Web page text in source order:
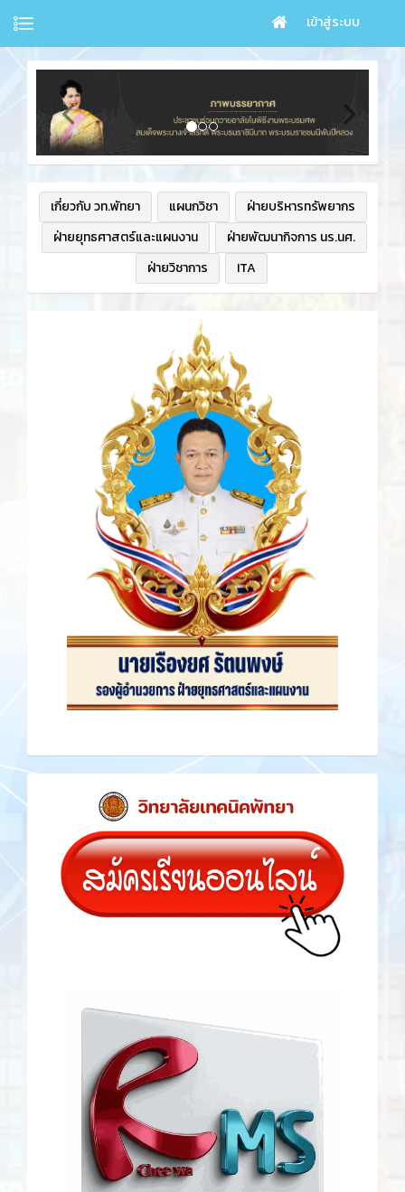
เข้าสู่ระบบ
เกี่ยวกับ วท.พัทยา แผนกวิชา
ฝ่ายบริหารทรัพยากร
ฝ่ายยุทธศาสตร์และแผนงาน
ฝ่ายพัฒนากิจการ นร.นศ.
ฝ่ายวิชาการ
ITA